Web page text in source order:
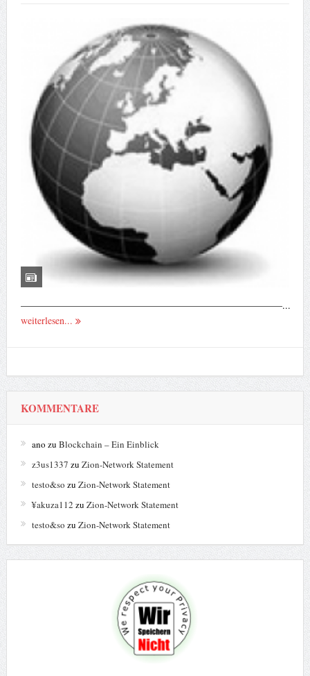
———————————————————————————...
weiterlesen...
KOMMENTARE
ano zu Blockchain – Ein Einblick
z3us1337 zu Zion-Network Statement
testo&so zu Zion-Network Statement
¥akuza112 zu Zion-Network Statement
testo&so zu Zion-Network Statement